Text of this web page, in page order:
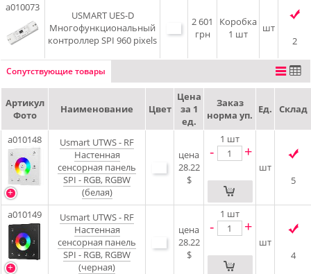
a010073
USMART UES-D
Многофункциональный
контроллер SPI 960 pixels
2 601
грн
Коробка
1 шт
шт
2
Сопутствующие товары
Артикул
Фото
Наименование Цвет
Цена
за 1
ед.
Заказ
норма уп. Ед. Склад
a010148
Usmart UTWS - RF
Настенная
сенсорная панель
SPI - RGB, RGBW
(белая)
цена
28.22
$
1 шт
- +
шт
5
a010149
Usmart UTWS - RF
Настенная
сенсорная панель
SPI - RGB, RGBW
(черная)
цена
28.22
$
1 шт
- +
шт
4